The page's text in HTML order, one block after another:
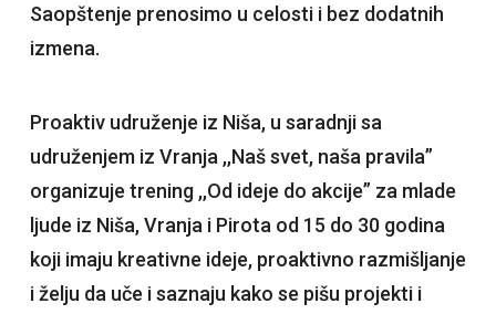
Saopštenje prenosimo u celosti i bez dodatnih
izmena.
Proaktiv udruženje iz Niša, u saradnji sa
udruženjem iz Vranja ,,Naš svet, naša pravila”
organizuje trening ,,Od ideje do akcije” za mlade
ljude iz Niša, Vranja i Pirota od 15 do 30 godina
koji imaju kreativne ideje, proaktivno razmišljanje
i želju da uče i saznaju kako se pišu projekti i